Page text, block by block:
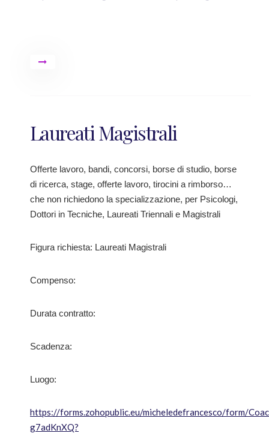
Laureati Magistrali
Offerte lavoro, bandi, concorsi, borse di studio, borse
di ricerca, stage, offerte lavoro, tirocini a rimborso…
che non richiedono la specializzazione, per Psicologi,
Dottori in Tecniche, Laureati Triennali e Magistrali
Figura richiesta: Laureati Magistrali
Compenso:
Durata contratto:
Scadenza:
Luogo:
https://forms.zohopublic.eu/micheledefrancesco/form/
g7adKnXQ?